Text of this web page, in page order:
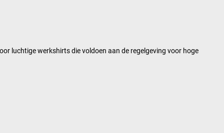
luchtige werkshirts die voldoen aan de regelgeving voor hoge